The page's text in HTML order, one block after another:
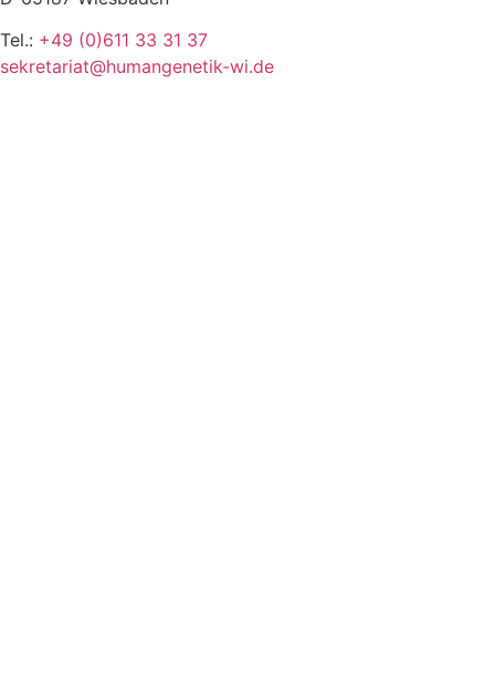
Tel.: +49 (0)611 33 31 37
sekretariat@humangenetik-wi.de